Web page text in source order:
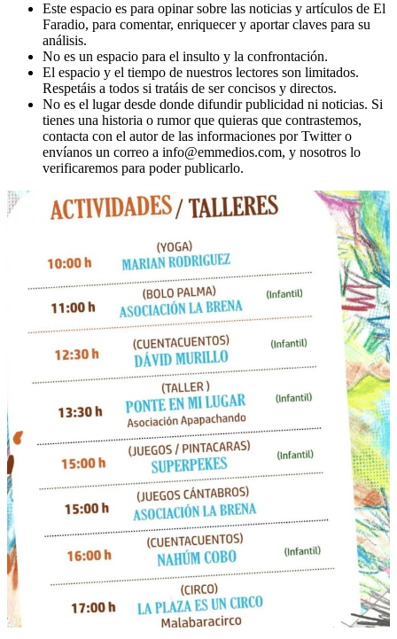
Este espacio es para opinar sobre las noticias y artículos de El
Faradio, para comentar, enriquecer y aportar claves para su
análisis.
No es un espacio para el insulto y la confrontación.
El espacio y el tiempo de nuestros lectores son limitados.
Respetáis a todos si tratáis de ser concisos y directos.
No es el lugar desde donde difundir publicidad ni noticias. Si
tienes una historia o rumor que quieras que contrastemos,
contacta con el autor de las informaciones por Twitter o
envíanos un correo a info@emmedios.com, y nosotros lo
verificaremos para poder publicarlo.